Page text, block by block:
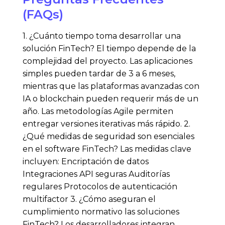
(FAQs)
1. ¿Cuánto tiempo toma desarrollar una
solución FinTech? El tiempo depende de la
complejidad del proyecto. Las aplicaciones
simples pueden tardar de 3 a 6 meses,
mientras que las plataformas avanzadas con
IA o blockchain pueden requerir más de un
año. Las metodologías Agile permiten
entregar versiones iterativas más rápido. 2.
¿Qué medidas de seguridad son esenciales
en el software FinTech? Las medidas clave
incluyen: Encriptación de datos
Integraciones API seguras Auditorías
regulares Protocolos de autenticación
multifactor 3. ¿Cómo aseguran el
cumplimiento normativo las soluciones